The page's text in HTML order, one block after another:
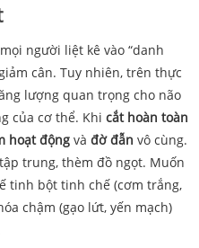
người liệt kê vào “danh
cân. Tuy nhiên, trên thực
lượng quan trọng cho não
của cơ thể. Khi cắt hoàn toàn
hoạt động và đờ đẫn vô cùng.
trung, thèm đồ ngọt. Muốn
tinh bột tinh chế (cơm trắng,
chậm (gạo lứt, yến mạch)